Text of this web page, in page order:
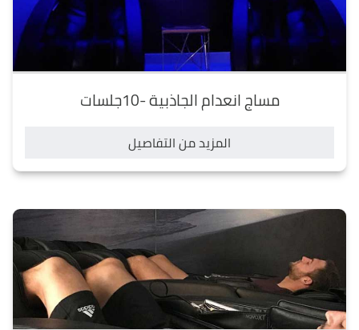
plugs, towels and shampoo. I highly recommend them to
anyone who wants to experience the best of wellness in
مساج انعدام الجاذبية -10جلسات
المزيد من التفاصيل